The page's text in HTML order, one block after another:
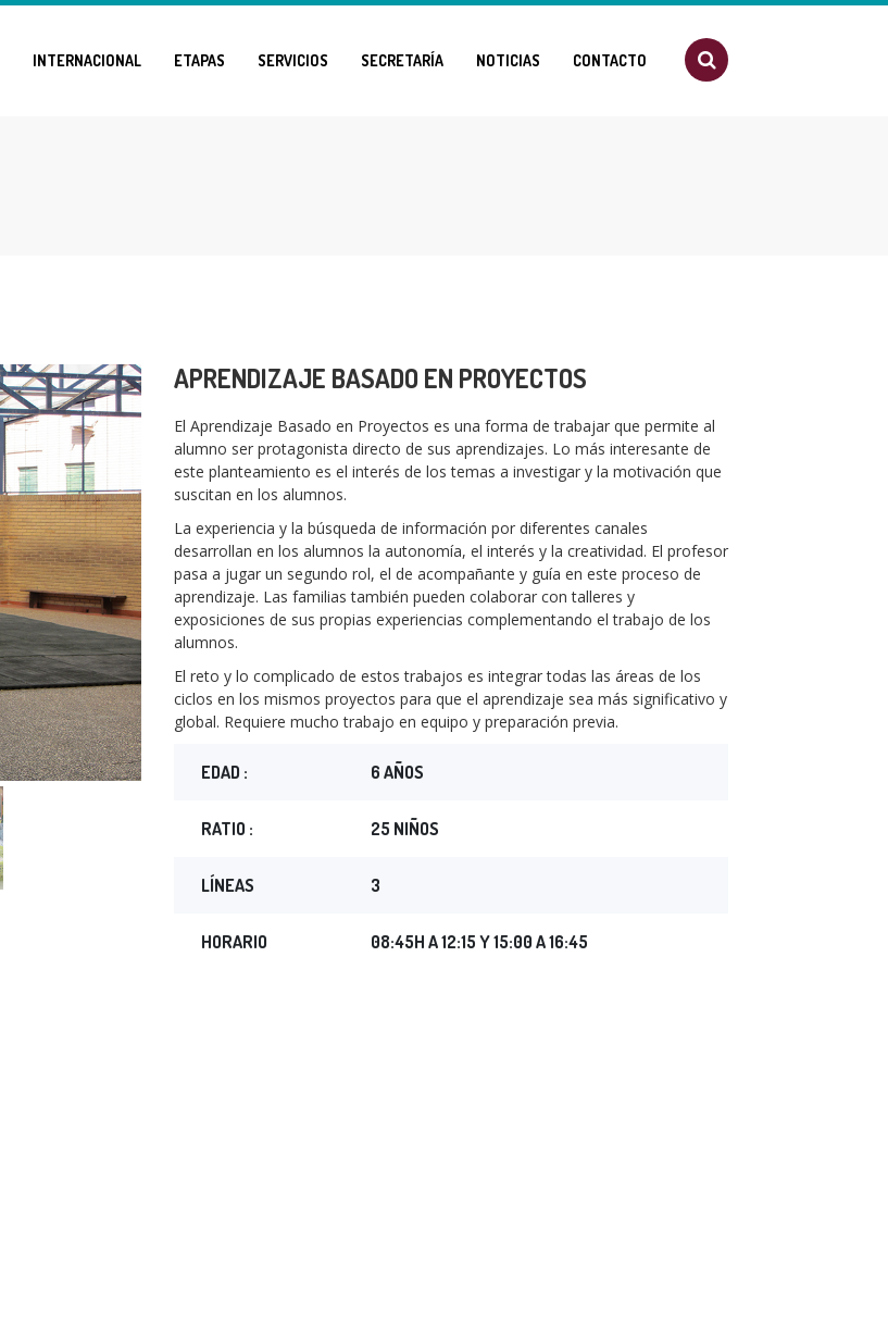
INTERNACIONAL ETAPAS SERVICIOS SECRETARÍA NOTICIAS CONTACTO
APRENDIZAJE BASADO EN PROYECTOS
El Aprendizaje Basado en Proyectos es una forma de trabajar que permite al
alumno ser protagonista directo de sus aprendizajes. Lo más interesante de
este planteamiento es el interés de los temas a investigar y la motivación que
suscitan en los alumnos.
La experiencia y la búsqueda de información por diferentes canales
desarrollan en los alumnos la autonomía, el interés y la creatividad. El profesor
pasa a jugar un segundo rol, el de acompañante y guía en este proceso de
aprendizaje. Las familias también pueden colaborar con talleres y
exposiciones de sus propias experiencias complementando el trabajo de los
alumnos.
El reto y lo complicado de estos trabajos es integrar todas las áreas de los
ciclos en los mismos proyectos para que el aprendizaje sea más significativo y
global. Requiere mucho trabajo en equipo y preparación previa.
EDAD : 6 AÑOS
RATIO : 25 NIÑOS
LÍNEAS 3
HORARIO 08:45H A 12:15 Y 15:00 A 16:45